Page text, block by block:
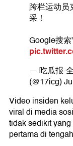
跨栏运动员
采！
Google搜
— 吃瓜报-
(@17icg)
Video insiden
viral di media
tidak sedikit
pertama di